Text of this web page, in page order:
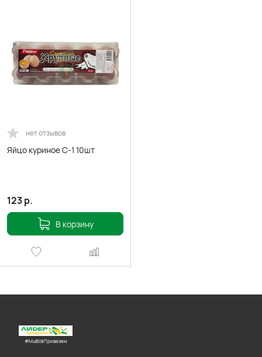
нет отзывов
Яйцо куриное С-1 10шт
123р.
В корзину
#МыВсёПривезем